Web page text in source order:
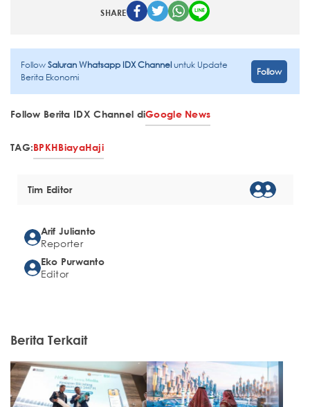
SHARE
FollowSaluran Whatsapp IDX Channeluntuk Update
Berita Ekonomi
Follow
Follow Berita IDX Channel diGoogle News
TAG:BPKHBiayaHaji
Tim Editor
Arif Julianto
Reporter
Eko Purwanto
Editor
Berita Terkait